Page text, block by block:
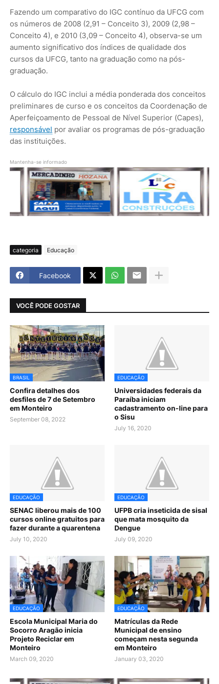
Fazendo um comparativo do IGC contínuo da UFCG com
os números de 2008 (2,91 – Conceito 3), 2009 (2,98 –
Conceito 4), e 2010 (3,09 – Conceito 4), observa-se um
aumento significativo dos índices de qualidade dos
cursos da UFCG, tanto na graduação como na pós-
graduação.
O cálculo do IGC inclui a média ponderada dos conceitos
preliminares de curso e os conceitos da Coordenação de
Aperfeiçoamento de Pessoal de Nível Superior (Capes),
responsável por avaliar os programas de pós-graduação
das instituições.
Mantenha-se informado
categoria Educação
Facebook
VOCÊ PODE GOSTAR
BRASIL
Confira detalhes dos
desfiles de 7 de Setembro
em Monteiro
September 08, 2022
EDUCAÇÃO
Universidades federais da
Paraíba iniciam
cadastramento on-line para
o Sisu
July 16, 2020
EDUCAÇÃO
SENAC liberou mais de 100
cursos online gratuitos para
fazer durante a quarentena
July 10, 2020
EDUCAÇÃO
UFPB cria inseticida de sisal
que mata mosquito da
Dengue
July 09, 2020
EDUCAÇÃO
Escola Municipal Maria do
Socorro Aragão inicia
Projeto Reciclar em
Monteiro
March 09, 2020
EDUCAÇÃO
Matrículas da Rede
Municipal de ensino
começam nesta segunda
em Monteiro
January 03, 2020